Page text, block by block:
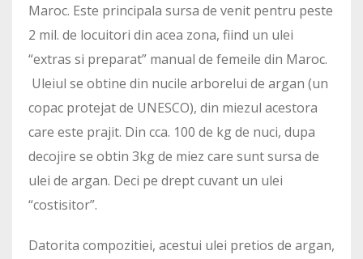
Maroc. Este principala sursa de venit pentru peste
2 mil. de locuitori din acea zona, fiind un ulei
“extras si preparat” manual de femeile din Maroc.
Uleiul se obtine din nucile arborelui de argan (un
copac protejat de UNESCO), din miezul acestora
care este prajit. Din cca. 100 de kg de nuci, dupa
decojire se obtin 3kg de miez care sunt sursa de
ulei de argan. Deci pe drept cuvant un ulei
“costisitor”.
Datorita compozitiei, acestui ulei pretios de argan,